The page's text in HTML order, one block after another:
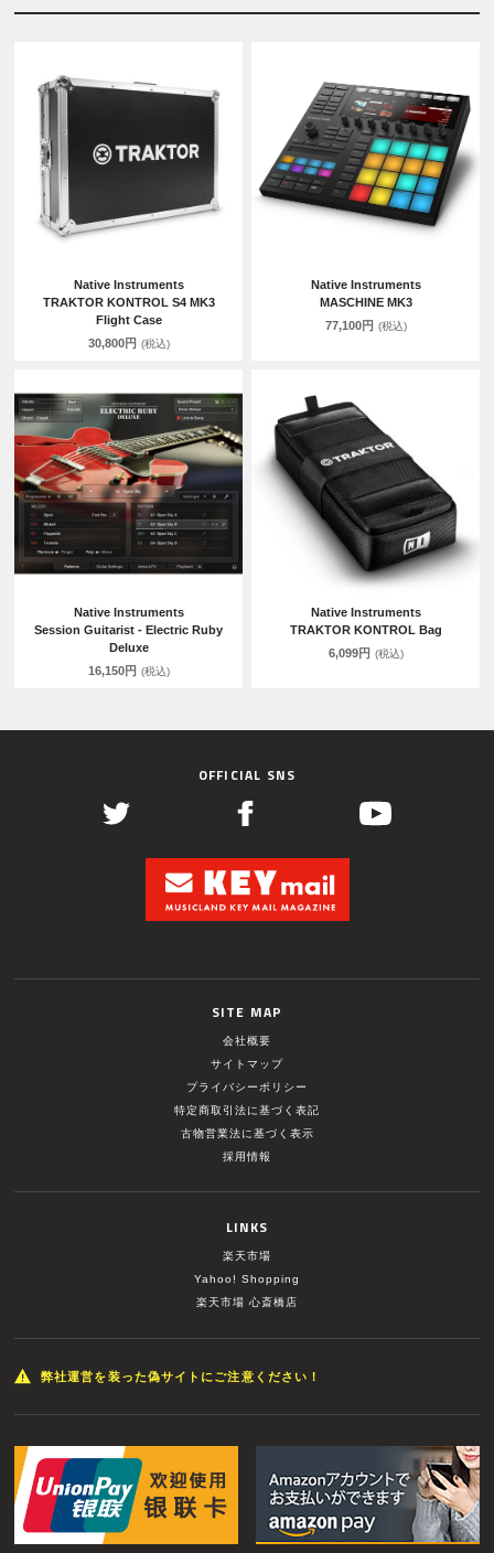
Native Instruments
TRAKTOR KONTROL S4 MK3
Flight Case
30,800円 (税込)
Native Instruments
MASCHINE MK3
77,100円 (税込)
Native Instruments
Session Guitarist - Electric Ruby
Deluxe
16,150円 (税込)
Native Instruments
TRAKTOR KONTROL Bag
6,099円 (税込)
OFFICIAL SNS
SITE MAP
会社概要
サイトマップ
プライバシーポリシー
特定商取引法に基づく表記
古物営業法に基づく表示
採用情報
LINKS
楽天市場
Yahoo! Shopping
楽天市場 心斎橋店
弊社運営を装った偽サイトにご注意ください！